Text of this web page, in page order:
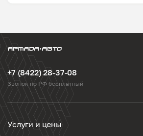
+7 (8422) 28-37-08
Звонок по РФ бесплатный
Услуги и цены